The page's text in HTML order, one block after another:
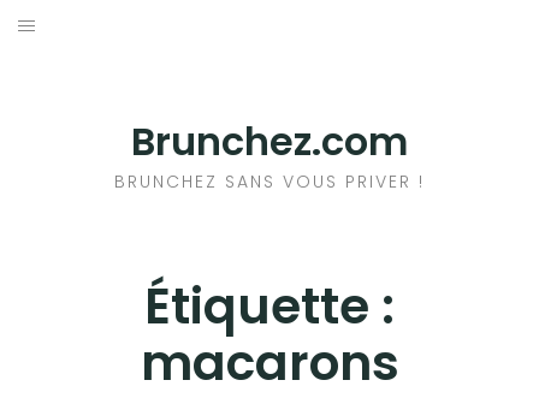
Aller
Brunchez.com
BRUNCHEZ SANS VOUS PRIVER !
Étiquette :
macarons
A PROPOS DU BRUNCH